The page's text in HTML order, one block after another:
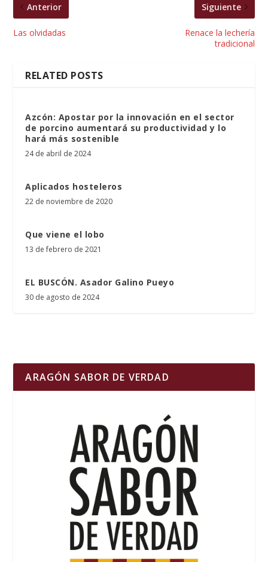
Anterior
Las olvidadas
Siguiente
Renace la lechería
tradicional
RELATED POSTS
Azcón: Apostar por la innovación en el sector
de porcino aumentará su productividad y lo
hará más sostenible
24 de abril de 2024
Aplicados hosteleros
22 de noviembre de 2020
Que viene el lobo
13 de febrero de 2021
EL BUSCÓN. Asador Galino Pueyo
30 de agosto de 2024
ARAGÓN SABOR DE VERDAD